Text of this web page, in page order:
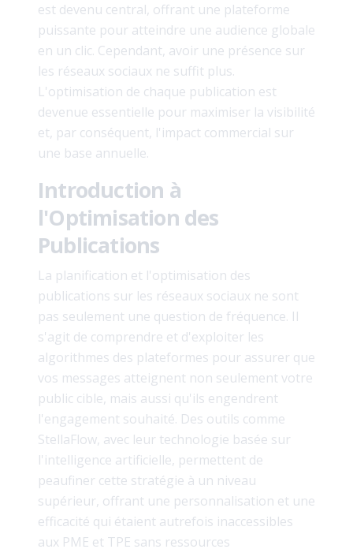
est devenu central, offrant une plateforme
puissante pour atteindre une audience globale
en un clic. Cependant, avoir une présence sur
les réseaux sociaux ne suffit plus.
L'optimisation de chaque publication est
devenue essentielle pour maximiser la visibilité
et, par conséquent, l'impact commercial sur
une base annuelle.
Introduction à
l'Optimisation des
Publications
La planification et l'optimisation des
publications sur les réseaux sociaux ne sont
pas seulement une question de fréquence. Il
s'agit de comprendre et d'exploiter les
algorithmes des plateformes pour assurer que
vos messages atteignent non seulement votre
public cible, mais aussi qu'ils engendrent
l'engagement souhaité. Des outils comme
StellaFlow, avec leur technologie basée sur
l'intelligence artificielle, permettent de
peaufiner cette stratégie à un niveau
supérieur, offrant une personnalisation et une
efficacité qui étaient autrefois inaccessibles
aux PME et TPE sans ressources